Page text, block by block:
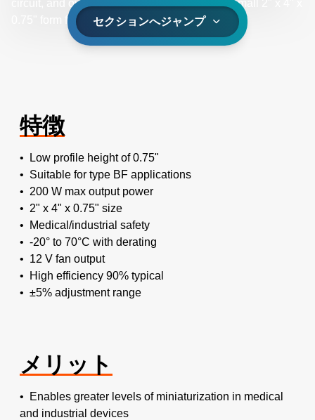
circuit, and overload safeguards, all within a small 2" x 4" x
0.75" form factor.セクションへジャンプ
特徴
• Low profile height of 0.75"
• Suitable for type BF applications
• 200 W max output power
• 2" x 4" x 0.75" size
• Medical/industrial safety
• -20° to 70°C with derating
• 12 V fan output
• High efficiency 90% typical
• ±5% adjustment range
メリット
• Enables greater levels of miniaturization in medical
and industrial devices